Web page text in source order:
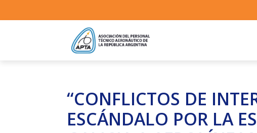
“CONFLICTOS DE
ESCÁNDALO POR LA